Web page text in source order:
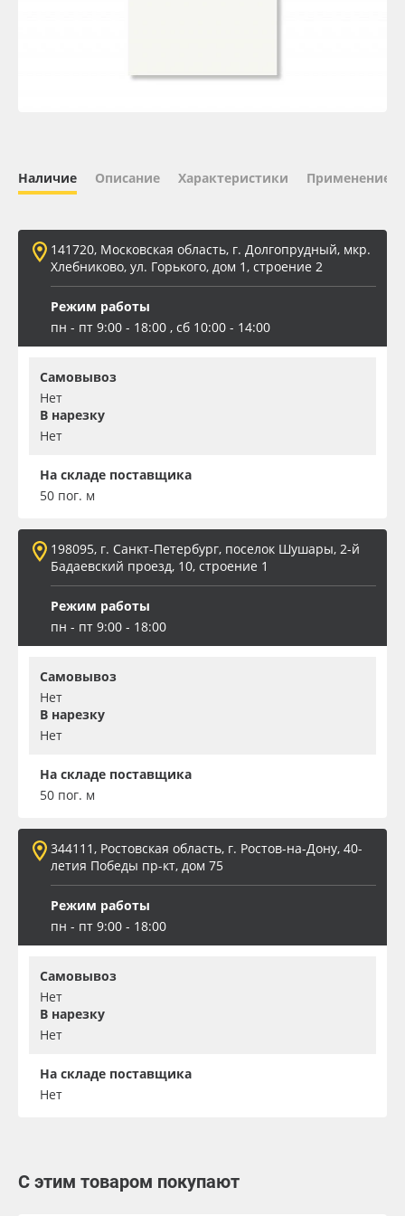
Вспененный ПВХ
Баннер
Наличие Описание Характеристики Применение
141720, Московская область, г. Долгопрудный, мкр.
Хлебниково, ул. Горького, дом 1, строение 2
Режим работы
пн - пт 9:00 - 18:00 , сб 10:00 - 14:00
Самовывоз
Нет
В нарезку
Нет
На складе поставщика
50 пог. м
198095, г. Санкт-Петербург, поселок Шушары, 2-й
Бадаевский проезд, 10, строение 1
Режим работы
пн - пт 9:00 - 18:00
Самовывоз
Нет
В нарезку
Нет
На складе поставщика
50 пог. м
344111, Ростовская область, г. Ростов-на-Дону, 40-
летия Победы пр-кт, дом 75
Режим работы
пн - пт 9:00 - 18:00
Самовывоз
Нет
В нарезку
Нет
На складе поставщика
Нет
С этим товаром покупают